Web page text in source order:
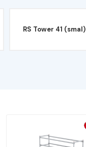
RS Tower 41 (smal)